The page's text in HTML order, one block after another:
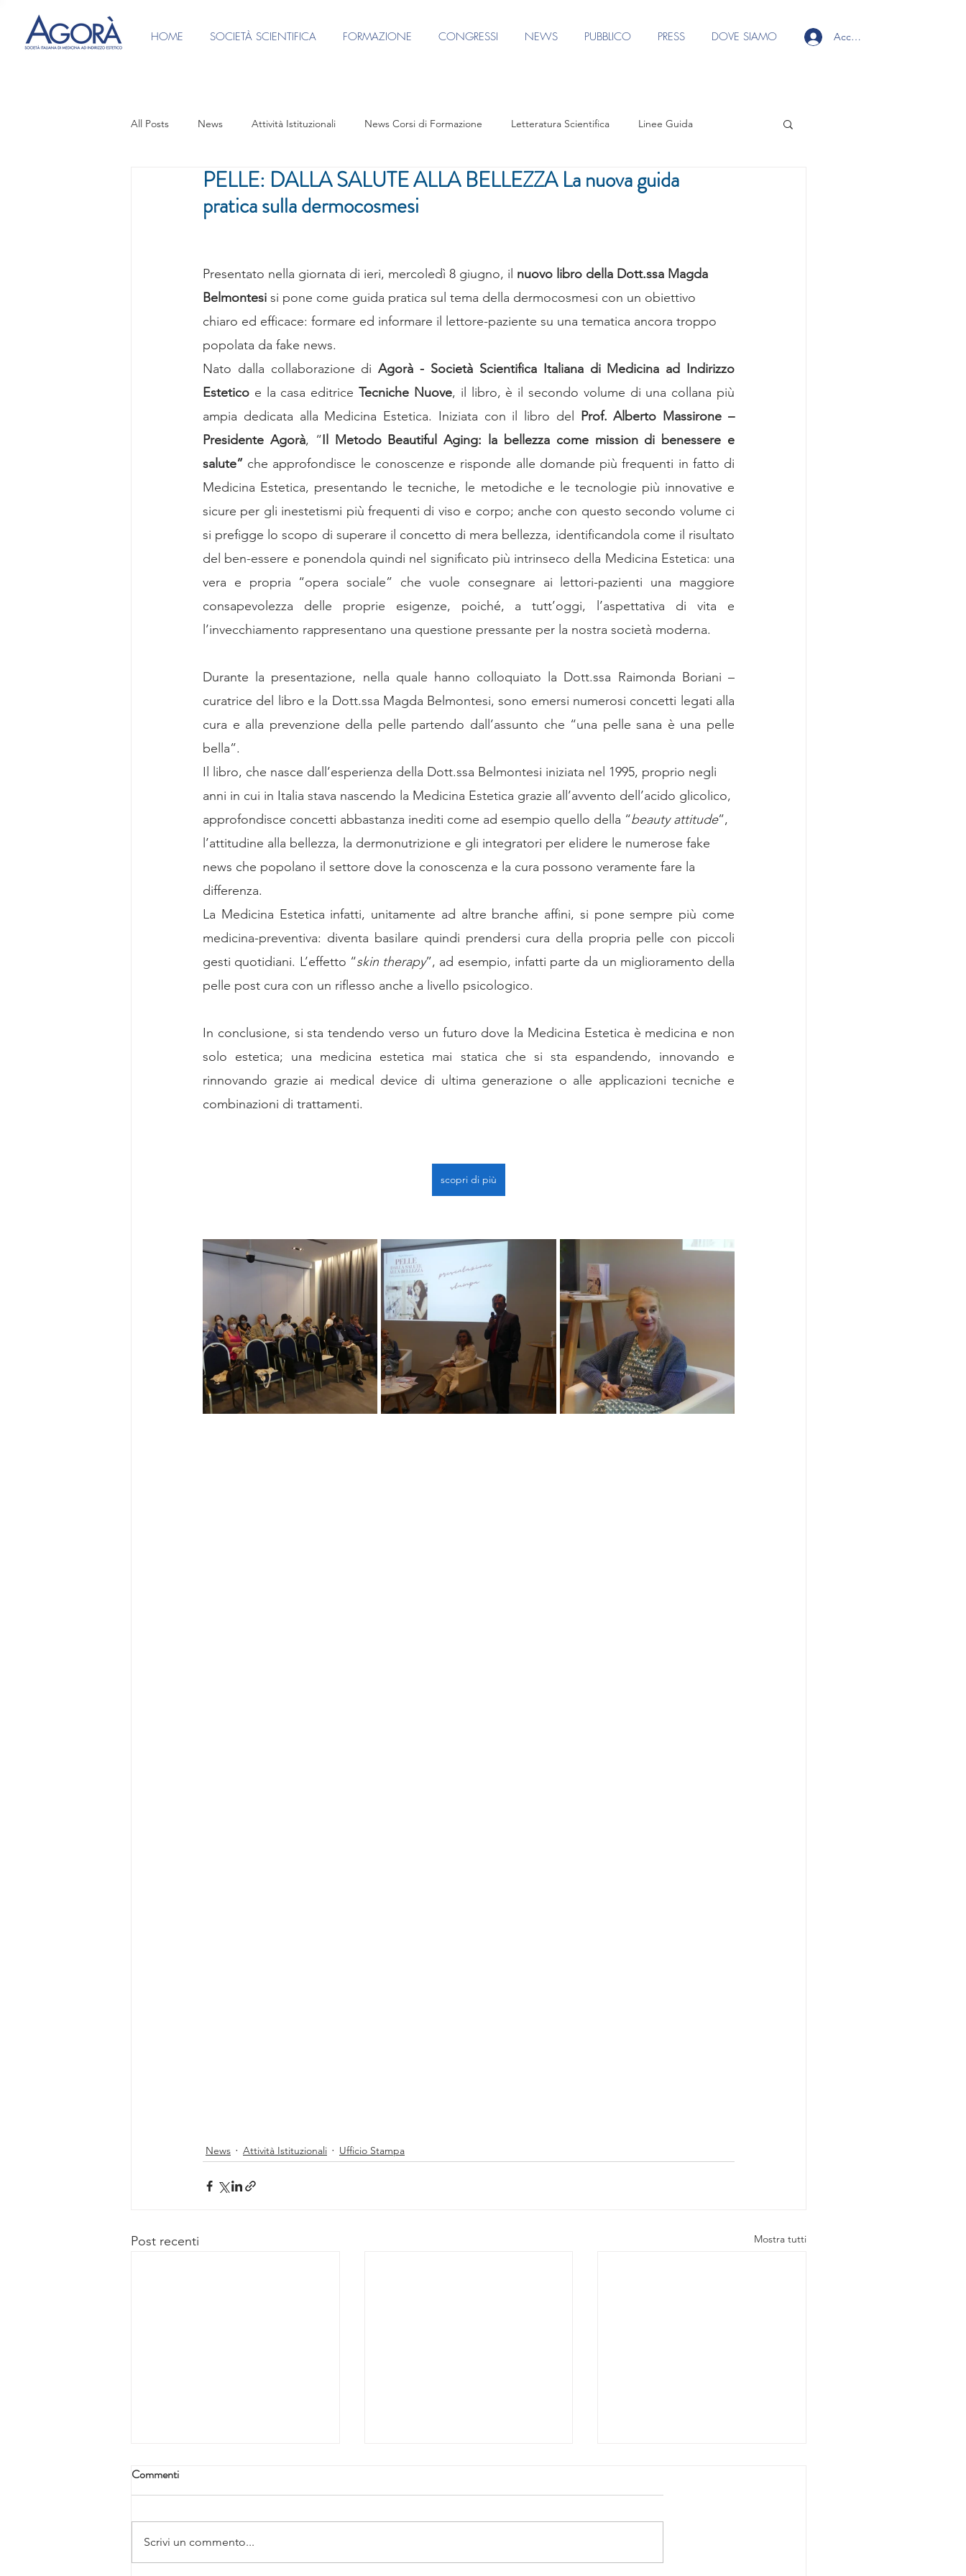
HOME SOCIETÀ SCIENTIFICA FORMAZIONE CONGRESSI NEWS PUBBLICO PRESS DOVE SIAMO Accedi
All Posts News Attività Istituzionali News Corsi di Formazione Letteratura Scientifica Linee Guida
Ufficio Stampa Video interviste Eventi formativi Rassegna Stampa Contenuto riservato ai soci
Focus Group Medicina Anti-Aging Focus Group Medicina Restitutiva Agorà per FUV Focus Group Fili
Focus Group M&C Estetiche Focus Group
Pubblicazioni Agorà Focus Group Complicanze Focus Group Iniettabili del volto Focus Group Laser & EBD
Focus Group Biostimolazione Focus Group Tossina Botulinica Focus Group Gas Medicali Documentazione privacy
PELLE: DALLA SALUTE ALLA BELLEZZA La nuova guida
pratica sulla dermocosmesi
Presentato nella giornata di ieri, mercoledì 8 giugno, il nuovo libro della Dott.ssa Magda
Belmontesi si pone come guida pratica sul tema della dermocosmesi con un obiettivo
chiaro ed efficace: formare ed informare il lettore-paziente su una tematica ancora troppo
popolata da fake news.
Nato dalla collaborazione di Agorà - Società Scientifica Italiana di Medicina ad Indirizzo
Estetico e la casa editrice Tecniche Nuove, il libro, è il secondo volume di una collana più
ampia dedicata alla Medicina Estetica. Iniziata con il libro del
Prof. Alberto Massirone –
Presidente Agorà, “Il Metodo Beautiful Aging: la bellezza come mission di benessere e
salute” che approfondisce le conoscenze e risponde alle domande più frequenti in fatto di
Medicina Estetica, presentando le tecniche, le metodiche e le tecnologie più innovative e
sicure per gli inestetismi più frequenti di viso e corpo; anche con questo secondo volume ci
si prefigge lo scopo di superare il concetto di mera bellezza, identificandola come il risultato
del ben-essere e ponendola quindi nel significato più intrinseco della Medicina Estetica: una
vera e propria “opera sociale” che vuole consegnare ai lettori-pazienti una maggiore
consapevolezza delle proprie esigenze, poiché, a tutt’oggi, l’aspettativa di vita e
l’invecchiamento rappresentano una questione pressante per la nostra società moderna.
Durante la presentazione, nella quale hanno colloquiato la Dott.ssa Raimonda Boriani –
curatrice del libro e la Dott.ssa Magda Belmontesi, sono emersi numerosi concetti legati alla
cura e alla prevenzione della pelle partendo dall’assunto che “una pelle sana è una pelle
bella”.
Il libro, che nasce dall’esperienza della Dott.ssa Belmontesi iniziata nel 1995, proprio negli
anni in cui in Italia stava nascendo la Medicina Estetica grazie all’avvento dell’acido glicolico,
approfondisce concetti abbastanza inediti come ad esempio quello della “beauty attitude”,
l’attitudine alla bellezza, la dermonutrizione e gli integratori per elidere le numerose fake
news che popolano il settore dove la conoscenza e la cura possono veramente fare la
differenza.
La Medicina Estetica infatti, unitamente ad altre branche affini, si pone sempre più come
medicina-preventiva: diventa basilare quindi prendersi cura della propria pelle con piccoli
gesti quotidiani. L’effetto “skin therapy”, ad esempio, infatti parte da un miglioramento della
pelle post cura con un riflesso anche a livello psicologico.
In conclusione, si sta tendendo verso un futuro dove la Medicina Estetica è medicina e non
solo estetica; una medicina estetica mai statica che si sta espandendo, innovando e
rinnovando grazie ai medical device di ultima generazione o alle applicazioni tecniche e
combinazioni di trattamenti.
scopri di più
News Attività Istituzionali Ufficio Stampa
Post recenti Mostra tutti
Commenti
Scrivi un commento...